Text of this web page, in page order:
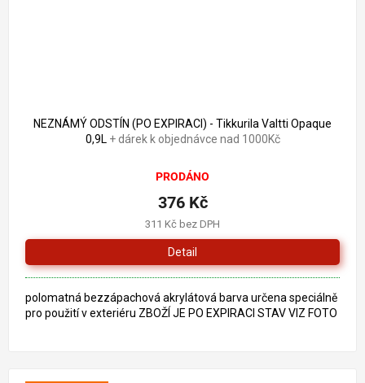
NEZNÁMÝ ODSTÍN (PO EXPIRACI) - Tikkurila Valtti Opaque
0,9L + dárek k objednávce nad 1000Kč
PRODÁNO
311 Kč bez DPH
376 Kč
Detail
polomatná bezzápachová akrylátová barva určena speciálně
pro použití v exteriéru ZBOŽÍ JE PO EXPIRACI STAV VIZ FOTO